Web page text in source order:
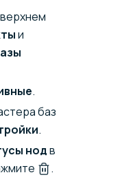
и
.
баз
.
нодв
.